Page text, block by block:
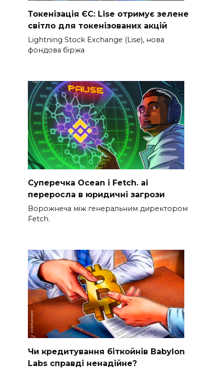
Токенізація ЄС: Lise отримує зелене
світло для токенізованих акцій
Lightning Stock Exchange (Lise), нова
фондова біржа
Суперечка Ocean і Fetch. ai
переросла в юридичні загрози
Ворожнеча між генеральним директором
Fetch.
Чи кредитування біткойнів Babylon
Labs справді ненадійне?